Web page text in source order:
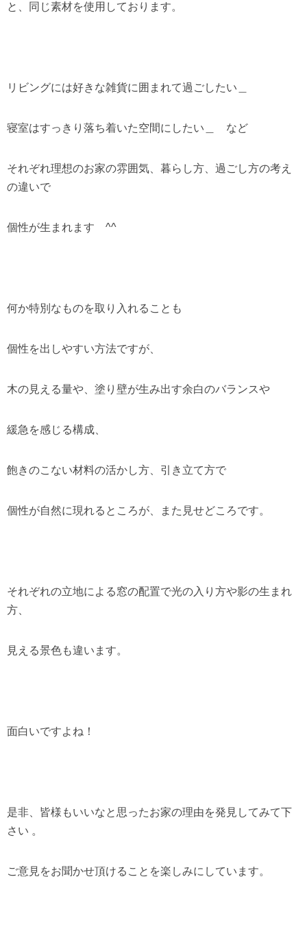
と、同じ素材を使用しております。
リビングには好きな雑貨に囲まれて過ごしたい＿
寝室はすっきり落ち着いた空間にしたい＿ など
それぞれ理想のお家の雰囲気、暮らし方、過ごし方の考え
の違いで
個性が生まれます ^^
何か特別なものを取り入れることも
個性を出しやすい方法ですが、
木の見える量や、塗り壁が生み出す余白のバランスや
緩急を感じる構成、
飽きのこない材料の活かし方、引き立て方で
個性が自然に現れるところが、また見せどころです。
それぞれの立地による窓の配置で光の入り方や影の生まれ
方、
見える景色も違います。
面白いですよね！
是非、皆様もいいなと思ったお家の理由を発見してみて下
さい 。
ご意見をお聞かせ頂けることを楽しみにしています。